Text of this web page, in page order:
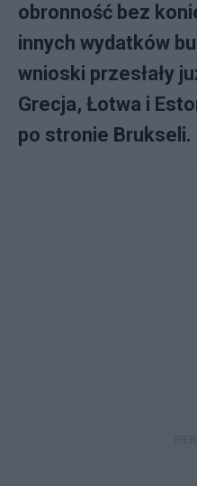
obronność bez
innych wydatków
wnioski przesłały
Grecja, Łotwa i
po stronie Brukseli.